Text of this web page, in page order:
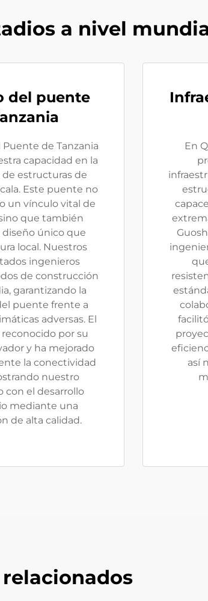
a nivel
del puente
de Tanzania
capacidad en la
estructuras de
Este puente no
un vínculo vital de
que también
único que
local. Nuestros
ingenieros
de construcción
garantizando la
puente frente a
adversas. El
por su
y ha mejorado
la conectividad
nuestro
con el desarrollo
mediante una
de alta calidad.
En
así